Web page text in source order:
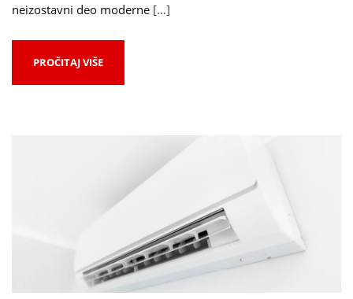
neizostavni deo moderne […]
PROČITAJ VIŠE